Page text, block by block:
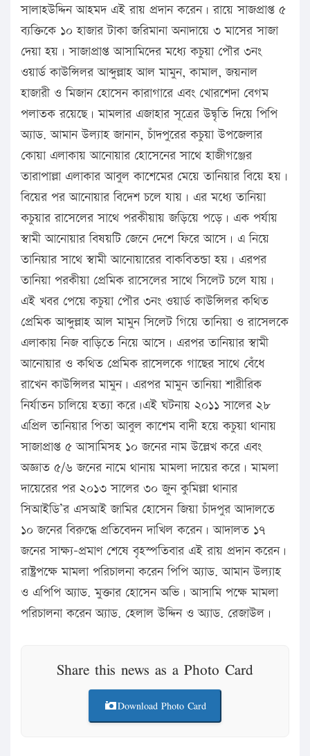
সালাহউদ্দিন আহমদ এই রায় প্রদান করেন। রায়ে সাজপ্রাপ্ত ৫
ব্যক্তিকে ১০ হাজার টাকা জরিমানা অনাদায়ে ৩ মাসের সাজা
দেয়া হয়। সাজাপ্রাপ্ত আসামিদের মধ্যে কচুয়া পৌর ৩নং
ওয়ার্ড কাউন্সিলর আব্দুল্লাহ আল মামুন, কামাল, জয়নাল
হাজারী ও মিজান হোসেন কারাগারে এবং খোরশেদা বেগম
পলাতক রয়েছে। মামলার এজাহার সূত্রের উদ্বৃতি দিয়ে পিপি
অ্যাড. আমান উল্যাহ জানান, চাঁদপুরের কচুয়া উপজেলার
কোয়া এলাকায় আনোয়ার হোসেনের সাথে হাজীগঞ্জের
তারাপাল্লা এলাকার আবুল কাশেমের মেয়ে তানিয়ার বিয়ে হয়।
বিয়ের পর আনোয়ার বিদেশ চলে যায়। এর মধ্যে তানিয়া
কচুয়ার রাসেলের সাথে পরকীয়ায় জড়িয়ে পড়ে। এক পর্যায়
স্বামী আনোয়ার বিষয়টি জেনে দেশে ফিরে আসে। এ নিয়ে
তানিয়ার সাথে স্বামী আনোয়ারের বাকবিতন্ডা হয়। এরপর
তানিয়া পরকীয়া প্রেমিক রাসেলের সাথে সিলেট চলে যায়।
এই খবর পেয়ে কচুয়া পৌর ৩নং ওয়ার্ড কাউন্সিলর কথিত
প্রেমিক আব্দুল্লাহ আল মামুন সিলেট গিয়ে তানিয়া ও রাসেলকে
এলাকায় নিজ বাড়িতে নিয়ে আসে। এরপর তানিয়ার স্বামী
আনোয়ার ও কথিত প্রেমিক রাসেলকে গাছের সাথে বেঁধে
রাখেন কাউন্সিলর মামুন। এরপর মামুন তানিয়া শারীরিক
নির্যাতন চালিয়ে হত্যা করে।এই ঘটনায় ২০১১ সালের ২৮
এপ্রিল তানিয়ার পিতা আবুল কাশেম বাদী হয়ে কচুয়া থানায়
সাজাপ্রাপ্ত ৫ আসামিসহ ১০ জনের নাম উল্লেখ করে এবং
অজ্ঞাত ৫/৬ জনের নামে থানায় মামলা দায়ের করে। মামলা
দায়েরের পর ২০১৩ সালের ৩০ জুন কুমিল্লা থানার
সিআইডি’র এসআই জামির হোসেন জিয়া চাঁদপুর আদালতে
১০ জনের বিরুদ্ধে প্রতিবেদন দাখিল করেন। আদালত ১৭
জনের সাক্ষ্য-প্রমাণ শেষে বৃহস্পতিবার এই রায় প্রদান করেন।
রাষ্ট্রপক্ষে মামলা পরিচালনা করেন পিপি অ্যাড. আমান উল্যাহ
ও এপিপি অ্যাড. মুক্তার হোসেন অভি। আসামি পক্ষে মামলা
পরিচালনা করেন অ্যাড. হেলাল উদ্দিন ও অ্যাড. রেজাউল।
Share this news as a Photo Card
Download Photo Card